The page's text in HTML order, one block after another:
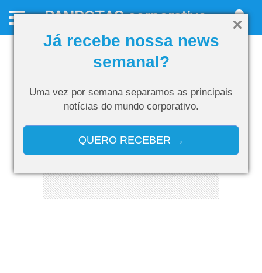
Já recebe nossa news
semanal?
Uma vez por semana separamos as principais
notícias do mundo corporativo.
QUERO RECEBER →
PANROTAScorporativo